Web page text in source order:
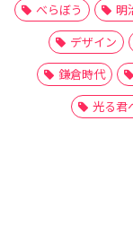
べらぼう
明
デザイン
鎌倉時代
光る君